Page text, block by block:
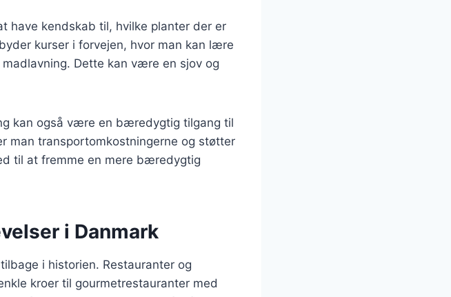
have kendskab til, hvilke planter der er
kurser i forvejen, hvor man kan lære
Dette kan være en sjov og
kan også være en bæredygtig tilgang til
man transportomkostningerne og støtter
til at fremme en mere bæredygtig
i Danmark
i historien. Restauranter og
kroer til gourmetrestauranter med